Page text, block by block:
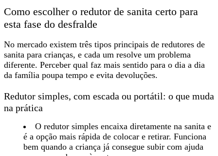
Como escolher o redutor de sanita certo para
esta fase do desfralde
No mercado existem três tipos principais de redutores de
sanita para crianças, e cada um resolve um problema
diferente. Perceber qual faz mais sentido para o dia a dia
da família poupa tempo e evita devoluções.
Redutor simples, com escada ou portátil: o que muda
na prática
O redutor simples encaixa diretamente na sanita e
é a opção mais rápida de colocar e retirar. Funciona
bem quando a criança já consegue subir com ajuda